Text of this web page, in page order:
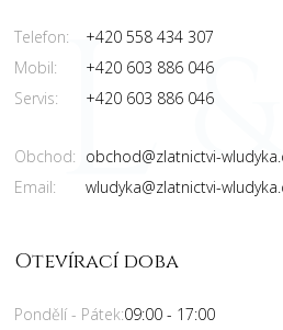
Telefon:
+420 558 434 307
Mobil:
+420 603 886 046
Servis:
+420 603 886 046
Obchod: obchod@zlatnictvi-
Email:
wludyka@zlatnictvi-
Otevírací doba
Pondělí - Pátek:09:00 - 17:00